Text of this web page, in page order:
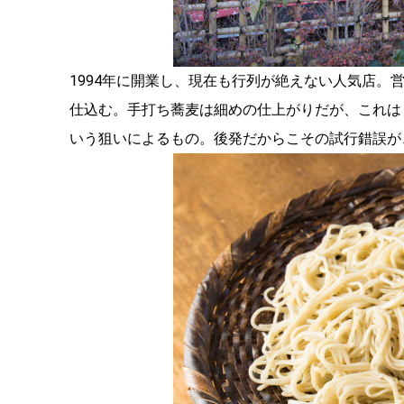
1994年に開業し、現在も行列が絶えない人気店。
仕込む。手打ち蕎麦は細めの仕上がりだが、これ
いう狙いによるもの。後発だからこその試行錯誤